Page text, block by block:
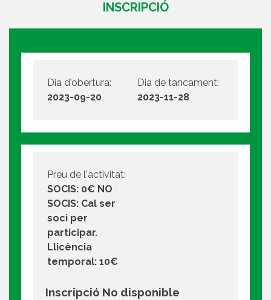
INSCRIPCIÓ
Dia d'obertura:
2023-09-20
Dia de tancament:
2023-11-28
Preu de l'activitat:
SOCIS: 0€ NO
SOCIS: Cal ser
soci per
participar.
Llicència
temporal: 10€
Inscripció No disponible